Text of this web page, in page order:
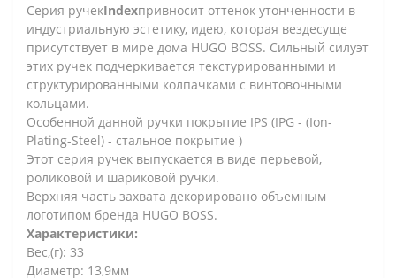
Серия ручекIndexпривносит оттенок утонченности в
индустриальную эстетику, идею, которая вездесуще
присутствует в мире дома HUGO BOSS. Сильный силуэт
этих ручек подчеркивается текстурированными и
структурированными колпачками с винтовочными
кольцами.
Особенной данной ручки покрытие IPS (IPG - (Ion-
Plating-Steel) - стальное покрытие )
Этот серия ручек выпускается в виде перьевой,
роликовой и шариковой ручки.
Верхняя часть захвата декорировано объемным
логотипом бренда HUGO BOSS.
Характеристики:
Вес,(г): 33
Диаметр: 13,9мм